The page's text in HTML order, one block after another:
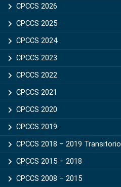
Sidebar
CPCCS 2026
CPCCS 2025
CPCCS 2024
CPCCS 2023
CPCCS 2022
CPCCS 2021
CPCCS 2020
CPCCS 2019 .
CPCCS 2018 – 2019 Transitorio
CPCCS 2015 – 2018
CPCCS 2008 – 2015